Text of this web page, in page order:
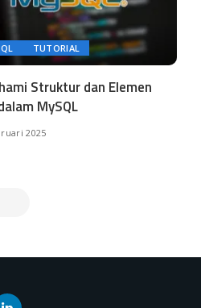
TUTORIAL
Struktur dan Elemen
MySQL
2025